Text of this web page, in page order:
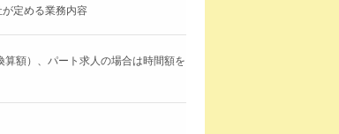
定める業務内容
額）、パート求人の場合は時間額を